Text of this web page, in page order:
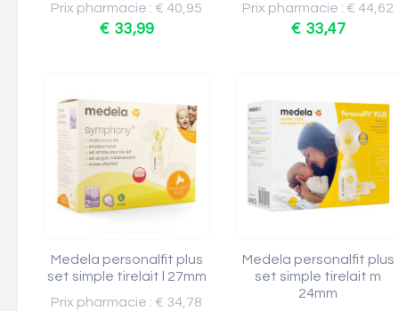
Prix pharmacie : € 40,95
€ 33,99
Prix pharmacie : € 44,62
€ 33,47
Medela personalfit plus
set simple tirelait l 27mm
Prix pharmacie : € 34,78
Medela personalfit plus
set simple tirelait m
24mm